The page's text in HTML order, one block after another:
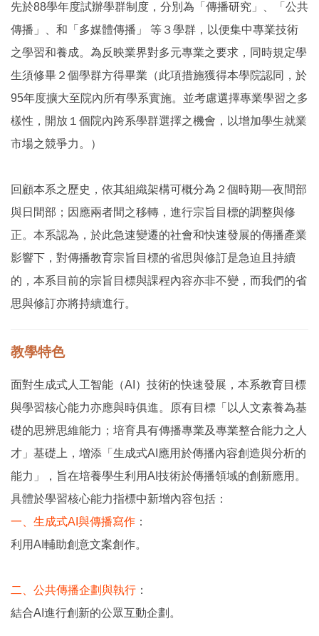
先於88學年度試辦學群制度，分別為「傳播研究」、「公共
傳播」、和「多媒體傳播」 等３學群，以便集中專業技術
之學習和養成。為反映業界對多元專業之要求，同時規定學
生須修畢２個學群方得畢業（此項措施獲得本學院認同，於
95年度擴大至院內所有學系實施。並考慮選擇專業學習之多
樣性，開放１個院內跨系學群選擇之機會，以增加學生就業
市場之競爭力。）
回顧本系之歷史，依其組織架構可概分為２個時期—夜間部
與日間部；因應兩者間之移轉，進行宗旨目標的調整與修
正。本系認為，於此急速變遷的社會和快速發展的傳播產業
影響下，對傳播教育宗旨目標的省思與修訂是急迫且持續
的，本系目前的宗旨目標與課程內容亦非不變，而我們的省
思與修訂亦將持續進行。
教學特色
面對生成式人工智能（AI）技術的快速發展，本系教育目標
與學習核心能力亦應與時俱進。原有目標「以人文素養為基
礎的思辨思維能力；培育具有傳播專業及專業整合能力之人
才」基礎上，增添「生成式AI應用於傳播內容創造與分析的
能力」，旨在培養學生利用AI技術於傳播領域的創新應用。
具體於學習核心能力指標中新增內容包括：
一、生成式AI與傳播寫作 ：
利用AI輔助創意文案創作。
二、公共傳播企劃與執行 ：
結合AI進行創新的公眾互動企劃。